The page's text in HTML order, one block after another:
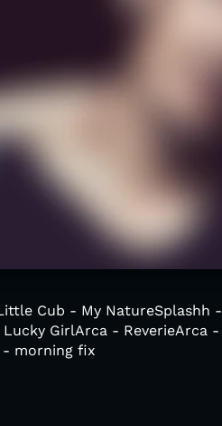
Cub - My NatureSplashh
GirlArca - ReverieArca
- morning fix